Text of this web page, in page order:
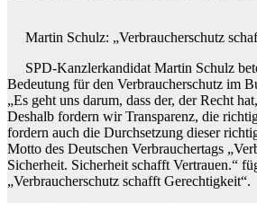
Martin Schulz: „Verbraucherschutz
SPD-Kanzlerkandidat Martin Schulz
Bedeutung für den Verbraucherschutz im
„Es geht uns darum, dass der, der Recht
Deshalb fordern wir Transparenz, die
fordern auch die Durchsetzung dieser
Motto des Deutschen Verbrauchertags
Sicherheit. Sicherheit schafft Vertrauen.“
„Verbraucherschutz schafft Gerechtigkeit“.